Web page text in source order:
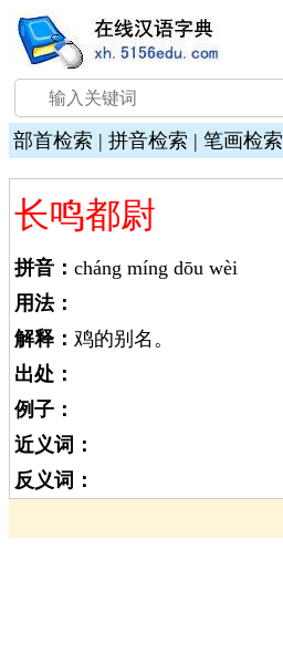
部首检索 | 拼音检索 | 笔画检索
长鸣都尉
拼音： cháng míng dōu wèi
用法：
解释： 鸡的别名。
出处：
例子：
近义词：
反义词：